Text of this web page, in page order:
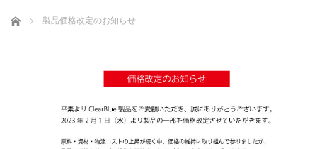
ホーム 製品価格改定のお知らせ